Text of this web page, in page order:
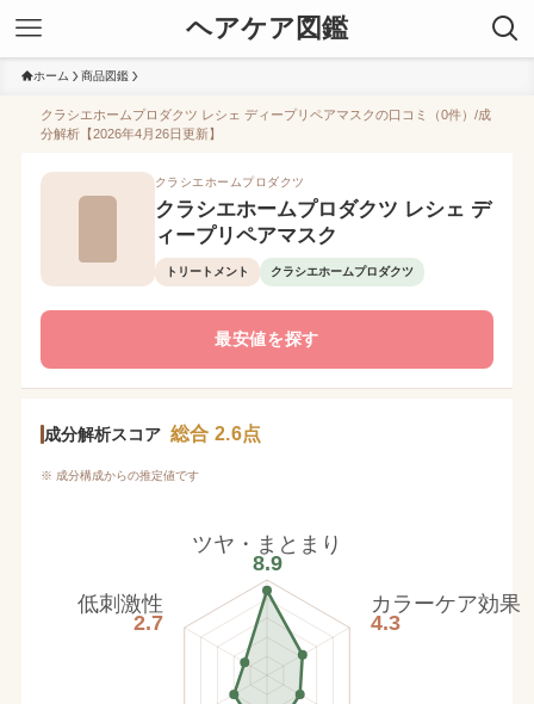
ヘアケア図鑑
ホーム 商品図鑑
クラシエホームプロダクツ レシェ ディープリペアマスクの口コミ（0件）/成
分解析【2026年4月26日更新】
クラシエホームプロダクツ
クラシエホームプロダクツ レシェ デ
ィープリペアマスク
トリートメント クラシエホームプロダクツ
最安値を探す
成分解析スコア 総合 2.6点
※ 成分構成からの推定値です
ツヤ・まとまり
8.9
カラーケア効果
4.3
低刺激性
2.7